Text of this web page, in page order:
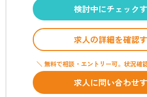
検討中にチェック
求人の詳細を確認
＼ 無料で相談・エントリー可。状況確
求人に問い合わせ